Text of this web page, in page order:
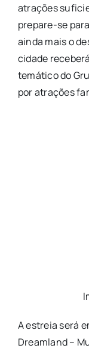
atrações
prepare-se
ainda mais o
cidade
temático do
por atrações
A estreia será
Dreamland –